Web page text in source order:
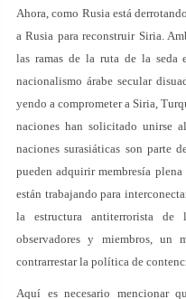
Ahora, como Rusia está
a Rusia para reconstruir Siria.
las ramas de la ruta de la seda
nacionalismo árabe secular
yendo a comprometer a Siria,
naciones han solicitado unirse
naciones surasiáticas son parte
pueden adquirir membresía
están trabajando para
la estructura antiterrorista de
observadores y miembros, un
contrarrestar la política de
Aquí es necesario mencionar